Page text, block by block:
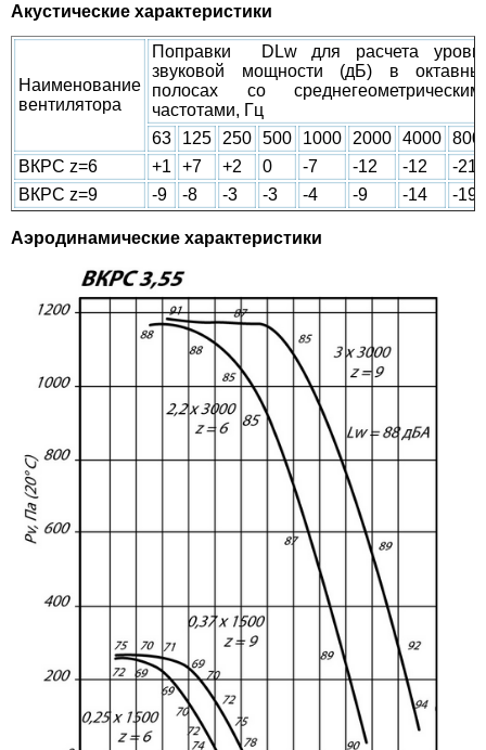
Акустические характеристики
Наименование
вентилятора
Поправки D Lw для расчета
звуковой мощности (дБ) в
полосах со
частотами, Гц
63
125 250 500 1000 2000 4000
ВКРС z=6
+1 +7 +2 0 -7 -12 -12
-21
ВКРС z=9
-9 -8 -3 -3 -4 -9 -14 -19
Аэродинамические характеристики